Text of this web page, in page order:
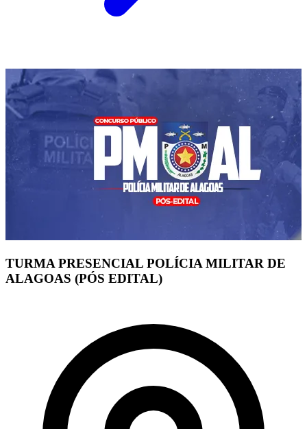
TURMA PRESENCIAL POLÍCIA MILITAR DE
ALAGOAS (PÓS EDITAL)